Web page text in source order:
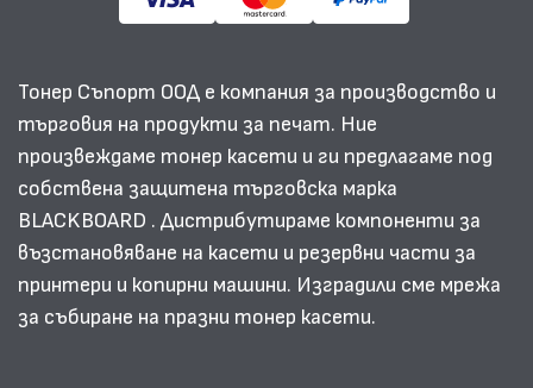
Тонер Съпорт ООД е компания за производство и
търговия на продукти за печат. Ние
произвеждаме тонер касети и ги предлагаме под
собствена защитена търговска марка
BLACKBOARD . Дистрибутираме компоненти за
възстановяване на касети и резервни части за
принтери и копирни машини. Изградили сме мрежа
за събиране на празни тонер касети.